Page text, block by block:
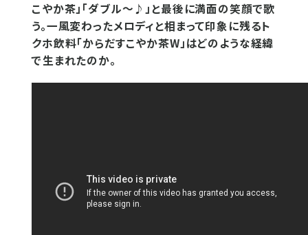
こやか茶」「ダブル～♪」と最後に満面の笑顔で歌
う。一風変わったメロディと相まって印象に残るト
クホ飲料「からだすこやか茶W」はどのような経緯
で生まれたのか。